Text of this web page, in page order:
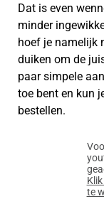
Dat is even
minder
hoef je namelijk
duiken om de
paar simpele
toe bent en kun
bestellen.
te